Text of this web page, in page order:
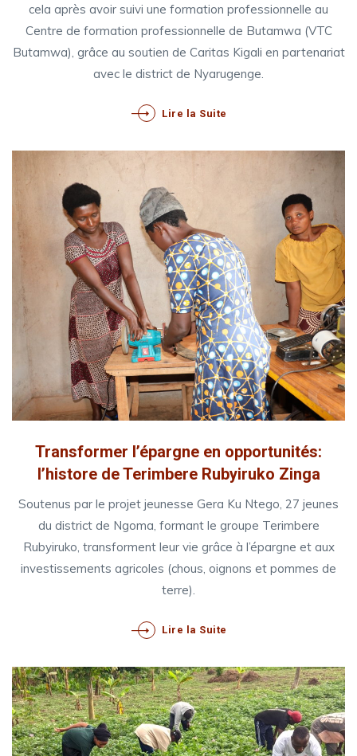
cela après avoir suivi une formation professionnelle au
Centre de formation professionnelle de Butamwa (VTC
Butamwa), grâce au soutien de Caritas Kigali en partenariat
avec le district de Nyarugenge.
Lire la Suite
Transformer l’épargne en opportunités:
l’histore de Terimbere Rubyiruko Zinga
Soutenus par le projet jeunesse Gera Ku Ntego, 27 jeunes
du district de Ngoma, formant le groupe Terimbere
Rubyiruko, transforment leur vie grâce à l’épargne et aux
investissements agricoles (chous, oignons et pommes de
terre).
Lire la Suite